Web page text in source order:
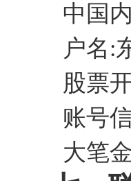
中国
户名:
股票
账号
大笔